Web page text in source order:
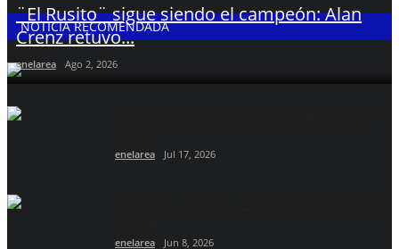
NOTICIA RECOMENDADA
¨El Rusito¨ sigue siendo el campeón: Alan
Crenz retuvo...
enelarea Ago 2, 2026
enelarea Jul 17, 2026
enelarea Jun 8, 2026